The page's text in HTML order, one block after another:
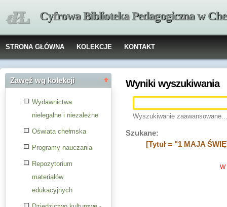
Cyfrowa Biblioteka Pedagogiczna w
STRONA GŁÓWNA KOLEKCJE KONTAKT
Zawęź wg kolekcji
Wydawnictwa
nielegalne i niezależne
Oświata chełmska
Programy nauczania
Repozytorium
materiałów
edukacyjnych
Wyniki wyszukiwania
Wyszukiwanie zaawansowane...
Szukane:
[Tytuł = "1 MAJA
W